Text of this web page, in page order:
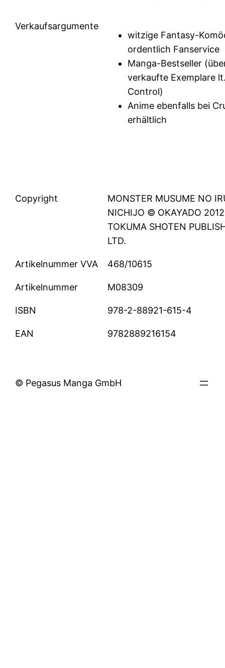
Verkaufsargumente
witzige Fantasy-
ordentlich Fanservice
Manga-Bestseller
verkaufte Exemplare
Control)
Anime ebenfalls bei
erhältlich
Copyright
MONSTER MUSUME NO
NICHIJO © OKAYADO
TOKUMA SHOTEN
LTD.
Artikelnummer VVA 468/10615
Artikelnummer M08309
ISBN 978-2-88921-615-4
EAN 9782889216154
© Pegasus Manga GmbH